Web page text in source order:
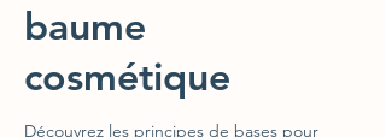
baume
cosmétique
Découvrez les principes de bases pour